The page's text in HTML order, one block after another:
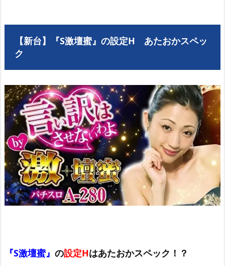
【新台】『S激壇蜜』の設定H あたおかスペッ
ク
『S激壇蜜』 の設定Hはあたおかスペック！？